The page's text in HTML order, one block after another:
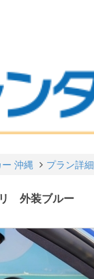
沖縄 プラン詳細
リ 外装ブルー